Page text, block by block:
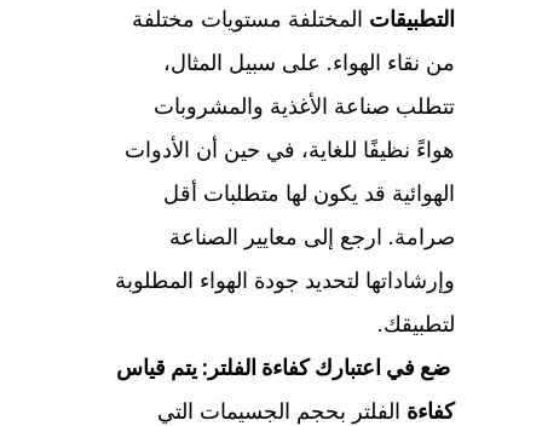
التطبيقات المختلفة مستويات مختلفة
من نقاء الهواء. على سبيل المثال،
تتطلب صناعة الأغذية والمشروبات
هواءً نظيفًا للغاية، في حين أن الأدوات
الهوائية قد يكون لها متطلبات أقل
صرامة. ارجع إلى معايير الصناعة
وإرشاداتها لتحديد جودة الهواء المطلوبة
لتطبيقك.
ضع في اعتبارك كفاءة الفلتر: يتم قياس
كفاءة الفلتر بحجم الجسيمات التي